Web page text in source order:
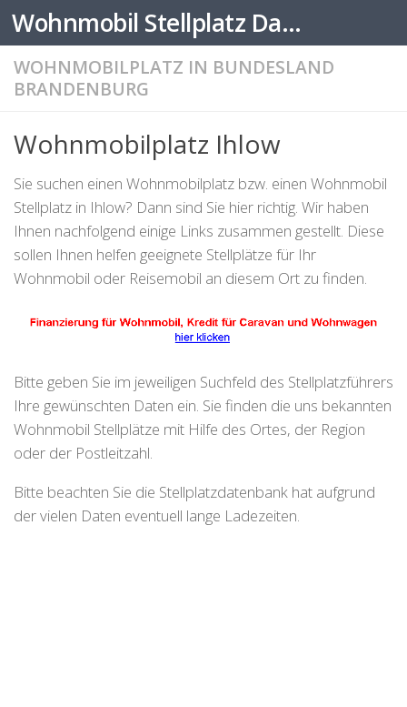
Zum Inhalt springen Wohnmobil Stellplatz Datenbank
WOHNMOBILPLATZ IN BUNDESLAND
BRANDENBURG
Wohnmobilplatz Ihlow
Sie suchen einen Wohnmobilplatz bzw. einen Wohnmobil
Stellplatz in Ihlow? Dann sind Sie hier richtig. Wir haben
Ihnen nachfolgend einige Links zusammen gestellt. Diese
sollen Ihnen helfen geeignete Stellplätze für Ihr
Wohnmobil oder Reisemobil an diesem Ort zu finden.
Bitte geben Sie im jeweiligen Suchfeld des Stellplatzführers
Ihre gewünschten Daten ein. Sie finden die uns bekannten
Wohnmobil Stellplätze mit Hilfe des Ortes, der Region
oder der Postleitzahl.
Bitte beachten Sie die Stellplatzdatenbank hat aufgrund
der vielen Daten eventuell lange Ladezeiten.